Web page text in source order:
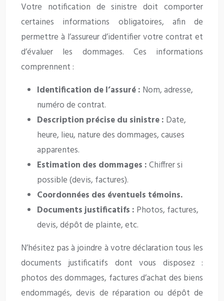
Votre notification de sinistre doit comporter
certaines informations obligatoires, afin de
permettre à l’assureur d’identifier votre contrat et
d’évaluer les dommages. Ces informations
comprennent :
Identification de l’assuré : Nom, adresse,
numéro de contrat.
Description précise du sinistre : Date,
heure, lieu, nature des dommages, causes
apparentes.
Estimation des dommages :Chiffrer si
possible (devis, factures).
Coordonnées des éventuels témoins.
Documents justificatifs : Photos, factures,
devis, dépôt de plainte, etc.
N’hésitez pas à joindre à votre déclaration tous les
documents justificatifs dont vous disposez :
photos des dommages, factures d’achat des biens
endommagés, devis de réparation ou dépôt de